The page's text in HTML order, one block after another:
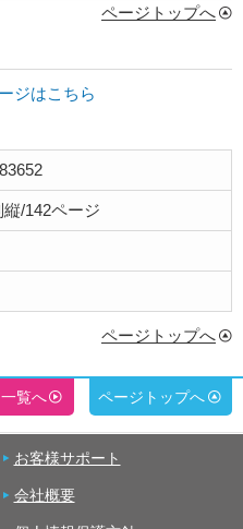
ページトップへ
ジはこちら
/142ページ
ページトップへ
覧へ ページトップへ
お客様サポート
会社概要